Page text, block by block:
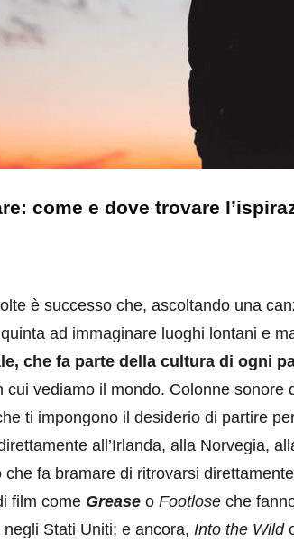
come e dove trovare
è successo che, ascoltando una
ad immaginare luoghi lontani e
che fa parte della cultura di ogni
cui vediamo il mondo. Colonne sonore
ti impongono il desiderio di partire
all’Irlanda, alla Norvegia,
che fa bramare di ritrovarsi
film come Grease o Footlose che
Stati Uniti; e ancora, Into the Wild
destinazioni
Paros e la Grecia di
Immaturi il Viaggio
Giugno 26, 2013